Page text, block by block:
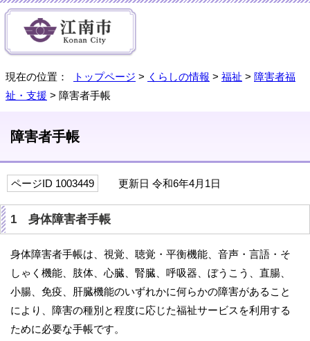
現在の位置： トップページ > くらしの情報 > 福祉 > 障害者福
祉・支援 > 障害者手帳
障害者手帳
ページID 1003449 更新日 令和6年4月1日
1 身体障害者手帳
身体障害者手帳は、視覚、聴覚・平衡機能、音声・言語・そ
しゃく機能、肢体、心臓、腎臓、呼吸器、ぼうこう、直腸、
小腸、免疫、肝臓機能のいずれかに何らかの障害があること
により、障害の種別と程度に応じた福祉サービスを利用する
ために必要な手帳です。